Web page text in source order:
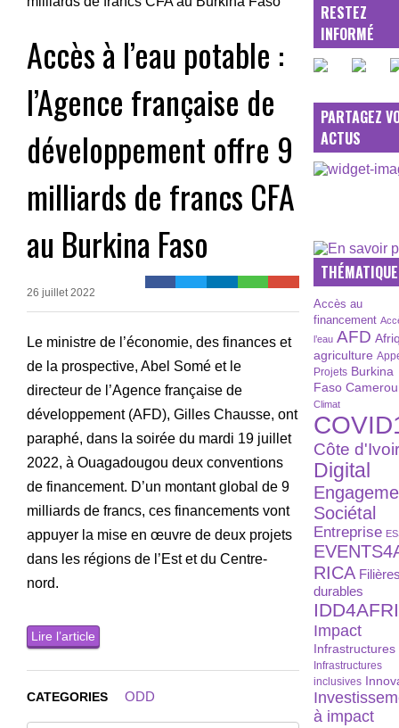
Accès à l’eau potable :
l’Agence française de
développement offre 9
milliards de francs CFA
au Burkina Faso
26 juillet 2022
Le ministre de l’économie, des finances et
de la prospective, Abel Somé et le
directeur de l’Agence française de
développement (AFD), Gilles Chausse, ont
paraphé, dans la soirée du mardi 19 juillet
2022, à Ouagadougou deux conventions
de financement. D’un montant global de 9
milliards de francs, ces financements vont
appuyer la mise en œuvre de deux projets
dans les régions de l’Est et du Centre-
nord.
Lire l’article
CATEGORIES ODD
RESTEZ
INFORMÉ
PARTAGEZ
ACTUS
Accès au
financement
l’eau AFD
agriculture
Projets Burkina
Faso
Climat
Côte
Digital
Sociétal
Entreprise
RICA
durables
Impact
Infrastructures
Infrastructures
inclusives
à impact